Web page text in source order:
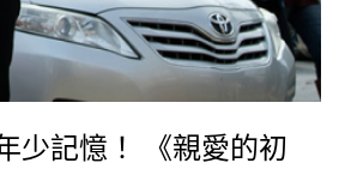
少記憶！ 《親愛的初